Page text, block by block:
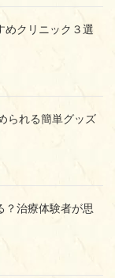
めクリニック３選
られる簡単グッズ
？治療体験者が思